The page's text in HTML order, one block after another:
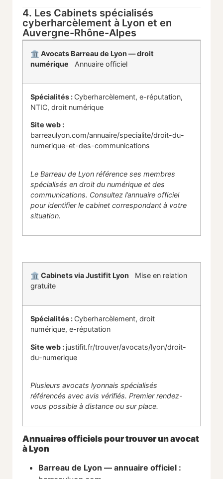
4. Les Cabinets spécialisés
cyberharcèlement à Lyon et en
Auvergne-Rhône-Alpes
🏛 Avocats Barreau de Lyon — droit
numérique Annuaire officiel
Spécialités : Cyberharcèlement, e-réputation,
NTIC, droit numérique
Site web :
barreaulyon.com/annuaire/specialite/droit-du-
numerique-et-des-communications
Le Barreau de Lyon référence ses membres
spécialisés en droit du numérique et des
communications. Consultez l’annuaire officiel
pour identifier le cabinet correspondant à votre
situation.
🏛 Cabinets via Justifit Lyon Mise en relation
gratuite
Spécialités : Cyberharcèlement, droit
numérique, e-réputation
Site web : justifit.fr/trouver/avocats/lyon/droit-
du-numerique
Plusieurs avocats lyonnais spécialisés
référencés avec avis vérifiés. Premier rendez-
vous possible à distance ou sur place.
Annuaires officiels pour trouver un avocat
à Lyon
Barreau de Lyon — annuaire officiel :